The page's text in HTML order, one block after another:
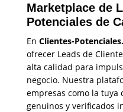
Marketplace de
Potenciales de
En Clientes-
ofrecer Leads de
alta calidad para
negocio. Nuestra
empresas como la tuya
genuinos y verificados